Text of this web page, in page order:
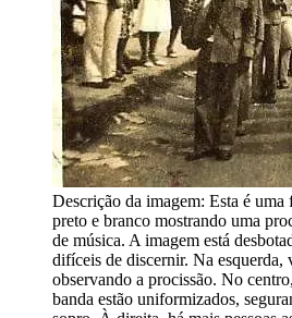
Descrição da imagem: Esta é uma
preto e branco mostrando uma
de música. A imagem está
difíceis de discernir. Na esquerda,
observando a procissão. No
banda estão uniformizados,